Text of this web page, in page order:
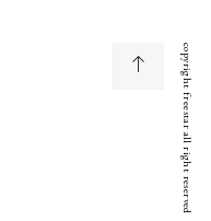
copyright freestar all right reserved